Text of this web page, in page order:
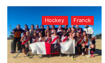
Hockey Franck